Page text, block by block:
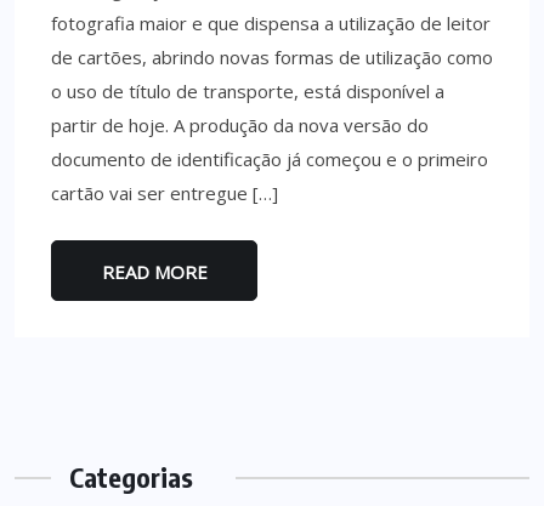
fotografia maior e que dispensa a utilização de leitor
de cartões, abrindo novas formas de utilização como
o uso de título de transporte, está disponível a
partir de hoje. A produção da nova versão do
documento de identificação já começou e o primeiro
cartão vai ser entregue […]
READ MORE
Categorias